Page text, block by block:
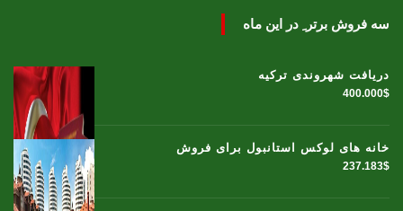
سه فروش برتر ِ در این ماه
دریافت شهروندی ترکیه
400.000$
خانه های لوکس استانبول برای فروش
237.183$